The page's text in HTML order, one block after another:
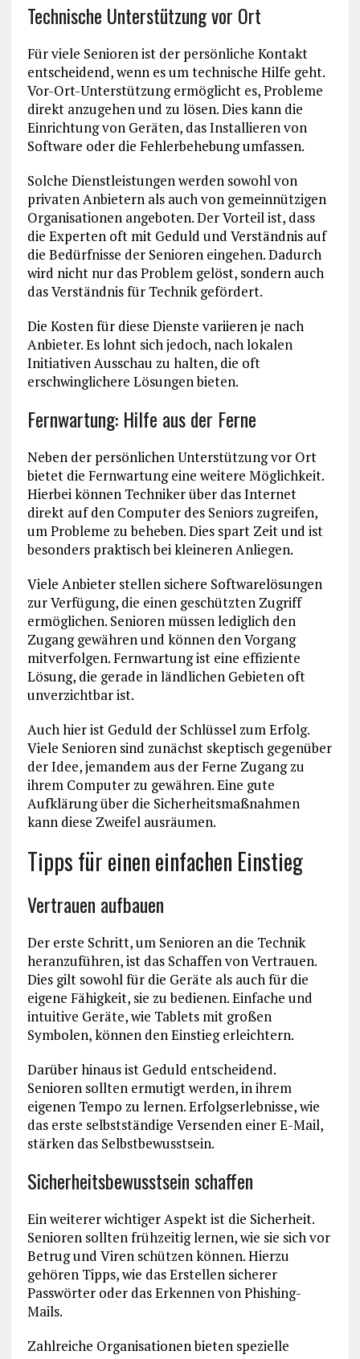
Technische Unterstützung vor Ort
Für viele Senioren ist der persönliche Kontakt
entscheidend, wenn es um technische Hilfe geht.
Vor-Ort-Unterstützung ermöglicht es, Probleme
direkt anzugehen und zu lösen. Dies kann die
Einrichtung von Geräten, das Installieren von
Software oder die Fehlerbehebung umfassen.
Solche Dienstleistungen werden sowohl von
privaten Anbietern als auch von gemeinnützigen
Organisationen angeboten. Der Vorteil ist, dass
die Experten oft mit Geduld und Verständnis auf
die Bedürfnisse der Senioren eingehen. Dadurch
wird nicht nur das Problem gelöst, sondern auch
das Verständnis für Technik gefördert.
Die Kosten für diese Dienste variieren je nach
Anbieter. Es lohnt sich jedoch, nach lokalen
Initiativen Ausschau zu halten, die oft
erschwinglichere Lösungen bieten.
Fernwartung: Hilfe aus der Ferne
Neben der persönlichen Unterstützung vor Ort
bietet die Fernwartung eine weitere Möglichkeit.
Hierbei können Techniker über das Internet
direkt auf den Computer des Seniors zugreifen,
um Probleme zu beheben. Dies spart Zeit und ist
besonders praktisch bei kleineren Anliegen.
Viele Anbieter stellen sichere Softwarelösungen
zur Verfügung, die einen geschützten Zugriff
ermöglichen. Senioren müssen lediglich den
Zugang gewähren und können den Vorgang
mitverfolgen. Fernwartung ist eine effiziente
Lösung, die gerade in ländlichen Gebieten oft
unverzichtbar ist.
Auch hier ist Geduld der Schlüssel zum Erfolg.
Viele Senioren sind zunächst skeptisch gegenüber
der Idee, jemandem aus der Ferne Zugang zu
ihrem Computer zu gewähren. Eine gute
Aufklärung über die Sicherheitsmaßnahmen
kann diese Zweifel ausräumen.
Tipps für einen einfachen Einstieg
Vertrauen aufbauen
Der erste Schritt, um Senioren an die Technik
heranzuführen, ist das Schaffen von Vertrauen.
Dies gilt sowohl für die Geräte als auch für die
eigene Fähigkeit, sie zu bedienen. Einfache und
intuitive Geräte, wie Tablets mit großen
Symbolen, können den Einstieg erleichtern.
Darüber hinaus ist Geduld entscheidend.
Senioren sollten ermutigt werden, in ihrem
eigenen Tempo zu lernen. Erfolgserlebnisse, wie
das erste selbstständige Versenden einer E-Mail,
stärken das Selbstbewusstsein.
Sicherheitsbewusstsein schaffen
Ein weiterer wichtiger Aspekt ist die Sicherheit.
Senioren sollten frühzeitig lernen, wie sie sich vor
Betrug und Viren schützen können. Hierzu
gehören Tipps, wie das Erstellen sicherer
Passwörter oder das Erkennen von Phishing-
Mails.
Zahlreiche Organisationen bieten spezielle